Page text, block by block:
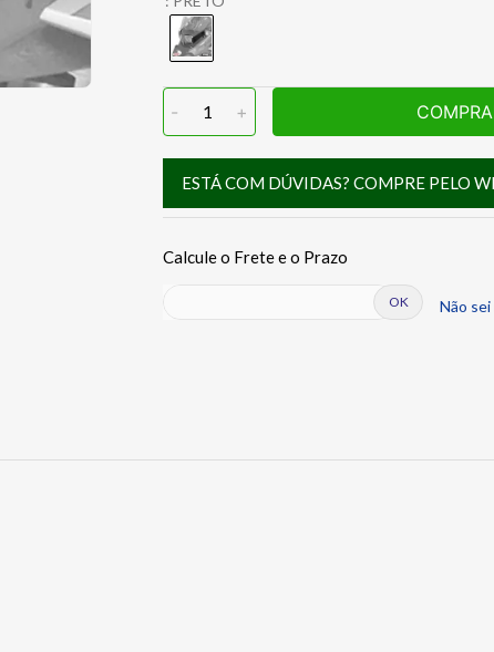
- 1 +
ESTÁ COM DÚVIDAS? COMPRE PELO
Não sei